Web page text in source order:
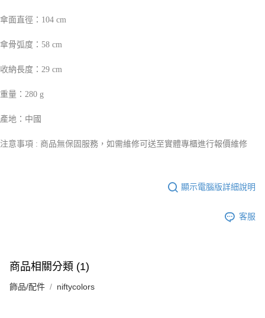
傘面直徑：104 cm
傘骨弧度：58 cm
收納長度：29 cm
重量：280 g
產地：中國
注意事項 : 商品無保固服務，如需維修可送至實體專櫃進行報價維修
顯示電腦版詳細說明
客服
商品相關分類 (1)
飾品/配件 niftycolors